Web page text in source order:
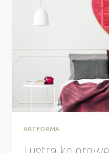
ARTFORMA